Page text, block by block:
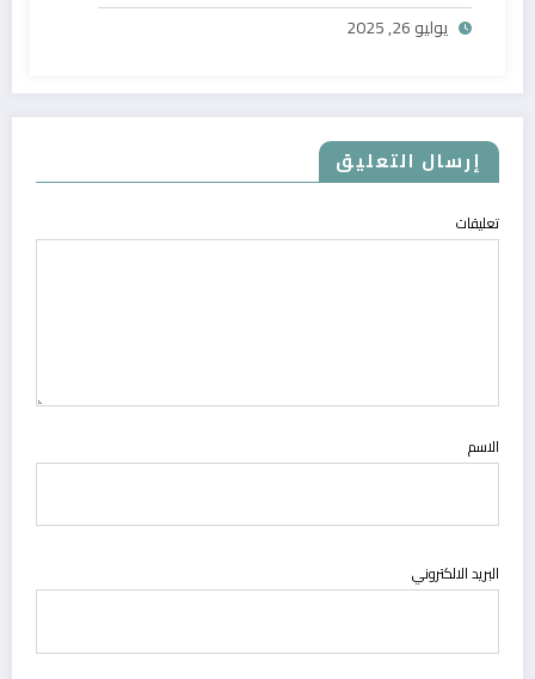
يوليو 26, 2025
إرسال التعليق
تعليقات
الاسم
البريد الالكتروني